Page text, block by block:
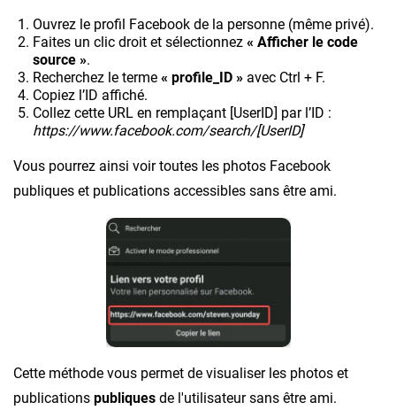
Ouvrez le profil Facebook de la personne (même privé).
Faites un clic droit et sélectionnez « Afficher le code
source ».
Recherchez le terme « profile_ID » avec Ctrl + F.
Copiez l’ID affiché.
Collez cette URL en remplaçant [UserID] par l’ID :
https://www.facebook.com/search/[UserID]
Vous pourrez ainsi voir toutes les photos Facebook
publiques et publications accessibles sans être ami.
Cette méthode vous permet de visualiser les photos et
publications publiques de l'utilisateur sans être ami.